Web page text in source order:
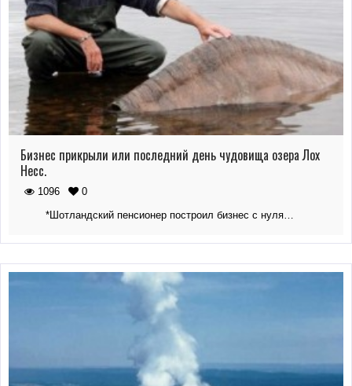
Бизнес прикрыли или последний день чудовища озера Лох
Несс.
1096
0
*Шотландский пенсионер построил бизнес с нуля…